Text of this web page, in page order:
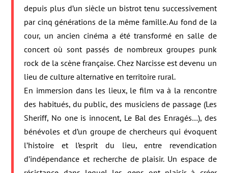
depuis plus d’un siècle un bistrot tenu successivement
par cinq générations de la même famille. Au fond de la
cour, un ancien cinéma a été transformé en salle de
concert où sont passés de nombreux groupes punk
rock de la scène française. Chez Narcisse est devenu un
lieu de culture alternative en territoire rural.
En immersion dans les lieux, le film va à la rencontre
des habitués, du public, des musiciens de passage (Les
Sheriff, No one is innocent, Le Bal des Enragés…), des
bénévoles et d’un groupe de chercheurs qui évoquent
l’histoire et l’esprit du lieu, entre revendication
d’indépendance et recherche de plaisir. Un espace de